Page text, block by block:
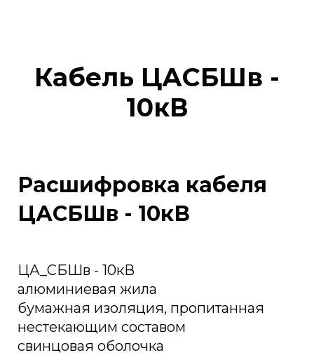
Кабель ЦАСБШв -
10кВ
Расшифровка кабеля
ЦАСБШв - 10кВ
ЦА_СБШв - 10кВ
алюминиевая жила
бумажная изоляция, пропитанная
нестекающим составом
свинцовая оболочка